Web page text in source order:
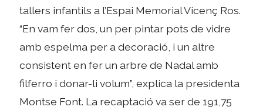
tallers infantils a l’Espai Memorial Vicenç Ros.
“En vam fer dos, un per pintar pots de vidre
amb espelma per a decoració, i un altre
consistent en fer un arbre de Nadal amb
filferro i donar-li volum”, explica la presidenta
Montse Font. La recaptació va ser de 191,75